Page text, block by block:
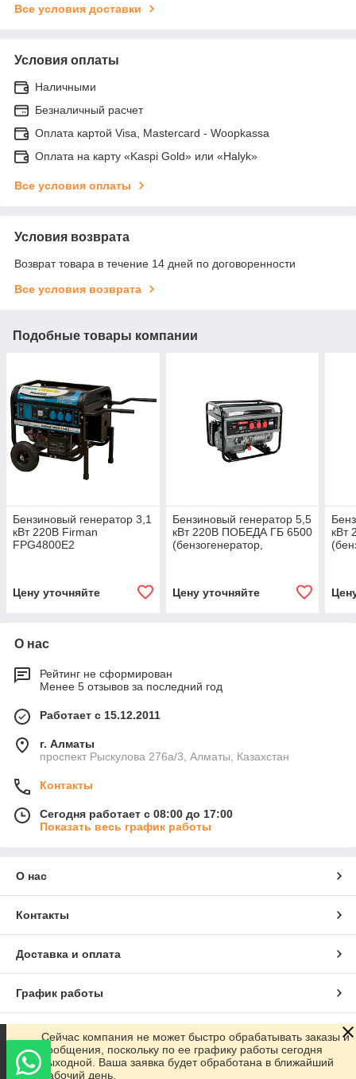
Все условия доставки
Условия оплаты
Наличными
Безналичный расчет
Оплата картой Visa, Mastercard - Woopkassa
Оплата на карту «Kaspi Gold» или «Halyk»
Все условия оплаты
Условия возврата
Возврат товара в течение 14 дней по договоренности
Все условия возврата
Подобные товары компании
Бензиновый генератор 3,1
кВт 220В Firman
FPG4800E2
Цену уточняйте
Бензиновый генератор 5,5
кВт 220В ПОБЕДА ГБ 6500
(бензогенератор,
Цену уточняйте
кВт
О нас
Рейтинг не сформирован
Менее 5 отзывов за последний год
Работает с 15.12.2011
г. Алматы
проспект Рыскулова 276а/3, Алматы, Казахстан
Контакты
Сегодня работает с 08:00 до 17:00
Показать весь график работы
О нас
Контакты
Доставка и оплата
График работы
Полная версия сайта
Сайт создан на маркетплейсе Satu.kz
Сейчас компания не может быстро обрабатывать заказы и
сообщения, поскольку по ее графику работы сегодня
выходной. Ваша заявка будет обработана в ближайший
рабочий день.